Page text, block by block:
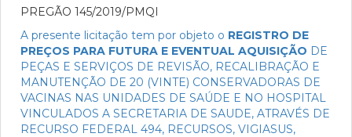
PREGÃO 145/2019/PMQI
A presente licitação tem por objeto o REGISTRO DE
PREÇOS PARA FUTURA E EVENTUAL AQUISIÇÃO DE
PEÇAS E SERVIÇOS DE REVISÃO, RECALIBRAÇÃO E
MANUTENÇÃO DE 20 (VINTE) CONSERVADORAS DE
VACINAS NAS UNIDADES DE SAÚDE E NO HOSPITAL
VINCULADOS A SECRETARIA DE SAUDE, ATRAVÉS DE
RECURSO FEDERAL 494, RECURSOS, VIGIASUS,